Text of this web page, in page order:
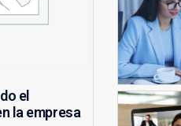
el
la empresa